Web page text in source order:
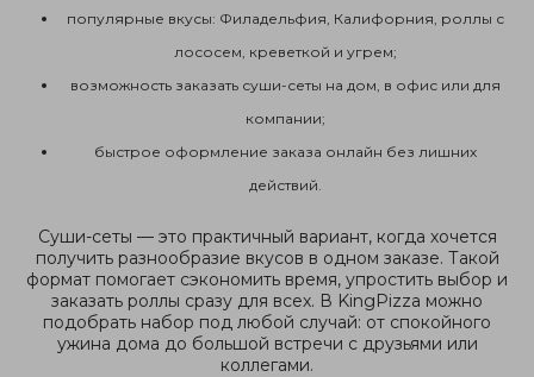
популярные вкусы: Филадельфия, Калифорния, роллы с
лососем, креветкой и угрем;
возможность заказать суши-сеты на дом, в офис или для
компании;
быстрое оформление заказа онлайн без лишних
действий.
Суши-сеты — это практичный вариант, когда хочется
получить разнообразие вкусов в одном заказе. Такой
формат помогает сэкономить время, упростить выбор и
заказать роллы сразу для всех. В KingPizza можно
подобрать набор под любой случай: от спокойного
ужина дома до большой встречи с друзьями или
коллегами.